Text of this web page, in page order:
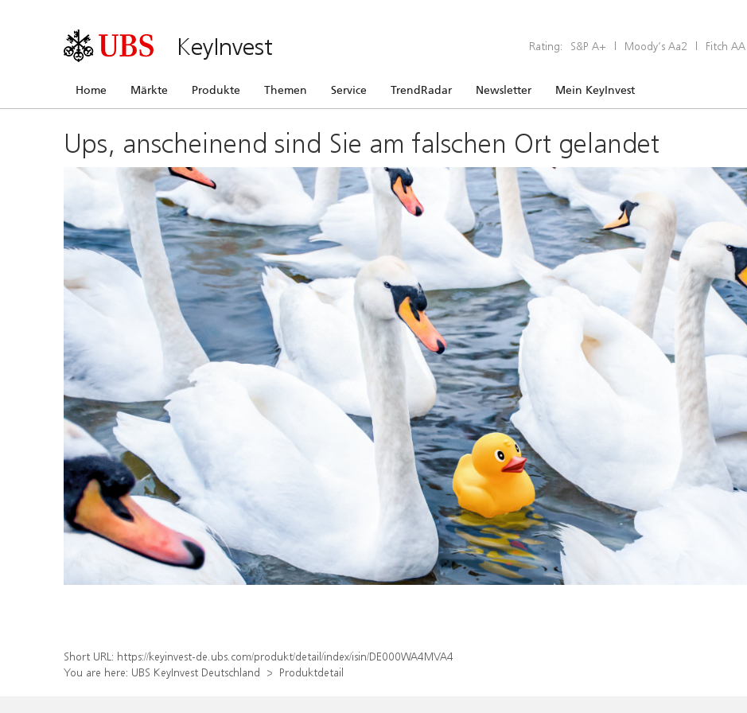
KeyInvest Rating: S&P A+ | Moody’s Aa2 | Fitch AA
Home Märkte Produkte Themen Service TrendRadar Newsletter Mein KeyInvest
Ups, anscheinend sind Sie am falschen Ort gelandet
Short URL: https://keyinvest-de.ubs.com/produkt/detail/index/isin/DE000WA4MVA4
You are here: UBS KeyInvest Deutschland Produktdetail